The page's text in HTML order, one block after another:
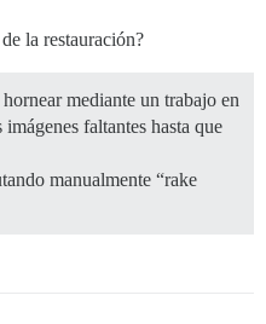
la restauración?
mediante un trabajo en
faltantes hasta que
manualmente “rake